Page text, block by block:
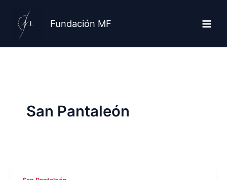
contenido
Fundación MF
San Pantaleón